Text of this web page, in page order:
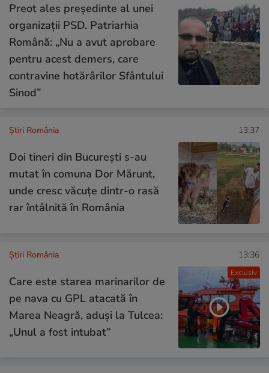
Preot ales președinte al unei
organizații PSD. Patriarhia
Română: „Nu a avut aprobare
pentru acest demers, care
contravine hotărârilor Sfântului
Sinod”
Știri România 13:37
Doi tineri din București s-au
mutat în comuna Dor Mărunt,
unde cresc văcuțe dintr-o rasă
rar întâlnită în România
Exclusiv
Știri România 13:36
Care este starea marinarilor de
pe nava cu GPL atacată în
Marea Neagră, aduși la Tulcea:
„Unul a fost intubat”